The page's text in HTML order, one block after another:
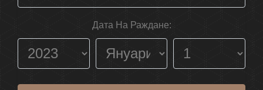
Дата На Раждане: